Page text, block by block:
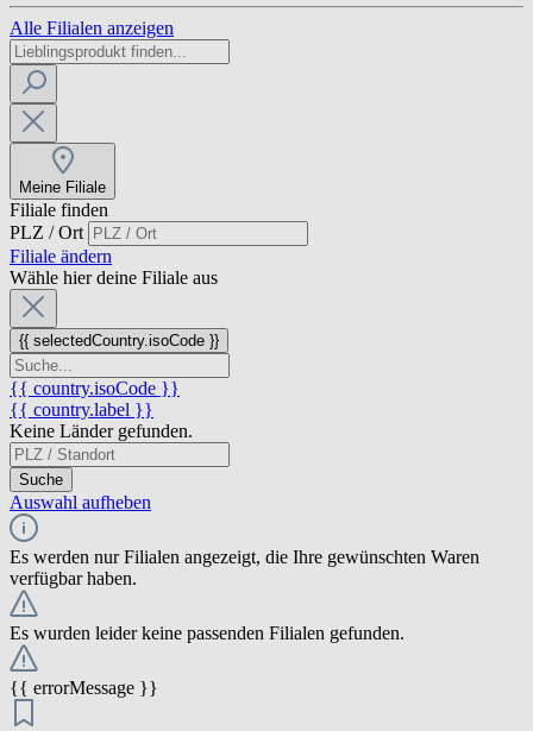
Alle Filialen anzeigen
Meine Filiale
Filiale finden
PLZ / Ort
Filiale ändern
Wähle hier deine Filiale aus
{{ selectedCountry.isoCode }}
{{ country.isoCode }}
{{ country.label }}
Keine Länder gefunden.
Suche
Auswahl aufheben
Es werden nur Filialen angezeigt, die Ihre gewünschten Waren
verfügbar haben.
Es wurden leider keine passenden Filialen gefunden.
{{ errorMessage }}